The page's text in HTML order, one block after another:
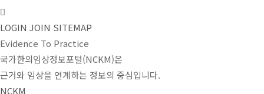
LOGIN JOIN SITEMAP
Evidence To Practice
국가한의임상정보포털(NCKM)은
근거와 임상을 연계하는 정보의 중심입니다.
NCKM